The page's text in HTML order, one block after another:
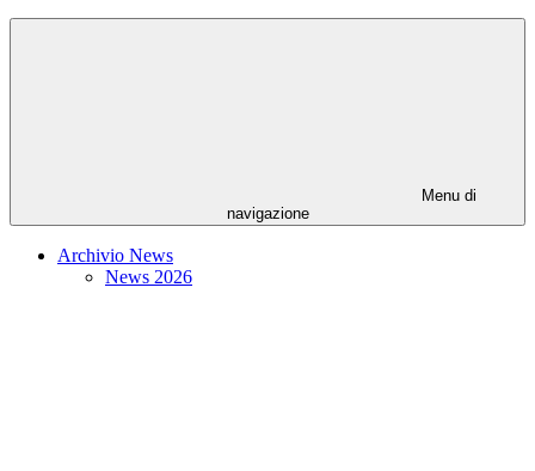
Menu di
navigazione
Archivio News
News 2026